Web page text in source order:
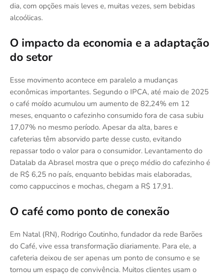
dia, com opções mais leves e, muitas vezes, sem bebidas
alcoólicas.
O impacto da economia e a adaptação
do setor
Esse movimento acontece em paralelo a mudanças
econômicas importantes. Segundo o IPCA, até maio de 2025
o café moído acumulou um aumento de 82,24% em 12
meses, enquanto o cafezinho consumido fora de casa subiu
17,07% no mesmo período. Apesar da alta, bares e
cafeterias têm absorvido parte desse custo, evitando
repassar todo o valor para o consumidor. Levantamento do
Datalab da Abrasel mostra que o preço médio do cafezinho é
de R$ 6,25 no país, enquanto bebidas mais elaboradas,
como cappuccinos e mochas, chegam a R$ 17,91.
O café como ponto de conexão
Em Natal (RN), Rodrigo Coutinho, fundador da rede Barões
do Café, vive essa transformação diariamente. Para ele, a
cafeteria deixou de ser apenas um ponto de consumo e se
tornou um espaço de convivência. Muitos clientes usam o